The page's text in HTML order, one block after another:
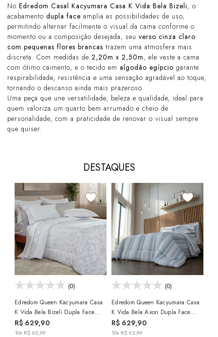
No Edredom Casal Kacyumara Casa K Vida Bela Bizeli, o
acabamento dupla face amplia as possibilidades de uso,
permitindo alternar facilmente o visual da cama conforme o
momento ou a composição desejada, seu verso cinza claro
com pequenas flores brancas trazem uma atmosfera mais
discreta. Com medidas de 2,20m x 2,50m, ele veste a cama
com ótimo caimento, e o tecido em algodão egípcio garante
respirabilidade, resistência e uma sensação agradável ao toque,
tornando o descanso ainda mais prazeroso.
Uma peça que une versatilidade, beleza e qualidade, ideal para
quem valoriza um quarto bem arrumado e cheio de
personalidade, com a praticidade de renovar o visual sempre
que quiser.
DESTAQUES
(0)
Edredom Queen Kacyumara Casa
K Vida Bela Bizeli Dupla Face
100% Algodão Egípcio Percal 200
Fios
R$ 629,90
10x R$ 62,99
(0)
Edredom Queen Kacyumara Casa
K Vida Bela Axon Dupla Face
100% Algodão Egípcio Percal 200
Fios
R$ 629,90
10x R$ 62,99